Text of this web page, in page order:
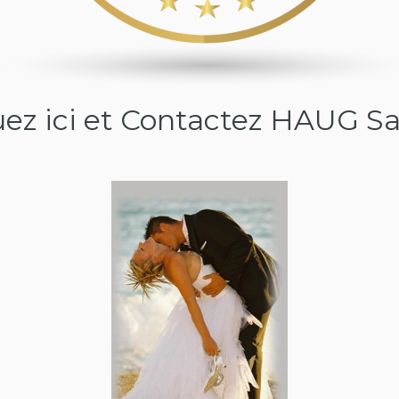
ici et Contactez HAUG